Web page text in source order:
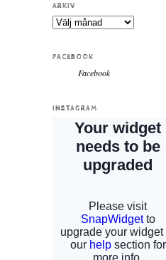
ARKIV
Arkiv
FACEBOOK
Facebook
INSTAGRAM